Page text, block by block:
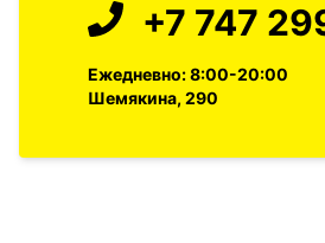
+7 747
Ежедневно: 8:00-20:00
Шемякина, 290